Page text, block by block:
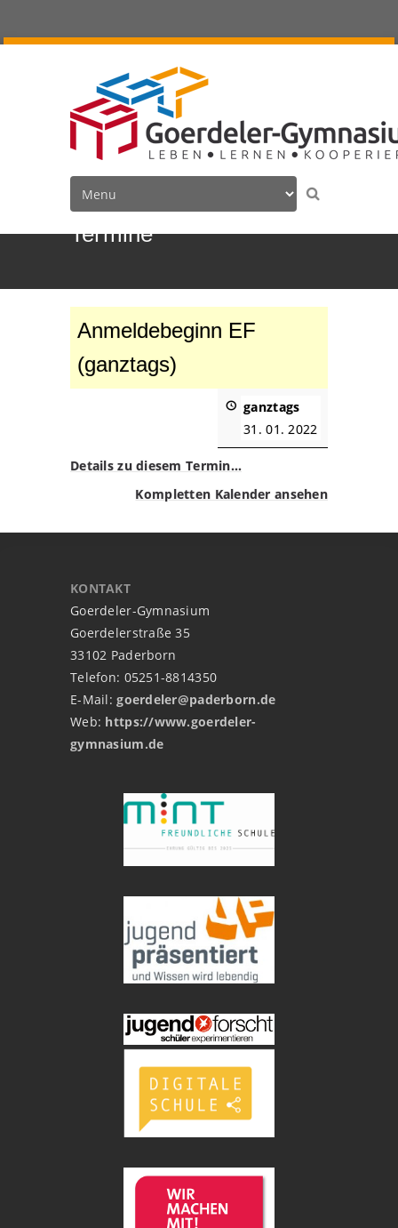
Termine
Anmeldebeginn EF
(ganztags)
ganztags
31. 01. 2022
Details zu diesem Termin…
Kompletten Kalender ansehen
KONTAKT
Goerdeler-Gymnasium
Goerdelerstraße 35
33102 Paderborn
Telefon: 05251-8814350
E-Mail:goerdeler@paderborn.de
Web: https://www.goerdeler-
gymnasium.de